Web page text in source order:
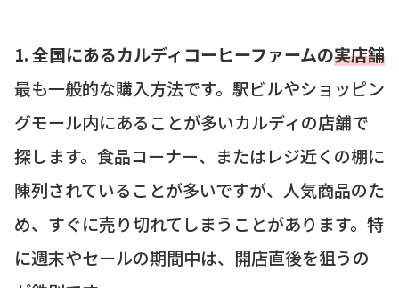
1. 全国にあるカルディコーヒーファームの実店舗
最も一般的な購入方法です。駅ビルやショッピン
グモール内にあることが多いカルディの店舗で
探します。食品コーナー、またはレジ近くの棚に
陳列されていることが多いですが、人気商品のた
め、すぐに売り切れてしまうことがあります。特
に週末やセールの期間中は、開店直後を狙うの